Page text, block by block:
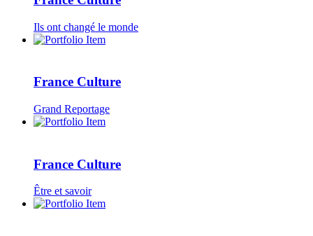
Ils ont changé le monde
France Culture
Grand Reportage
France Culture
Être et savoir